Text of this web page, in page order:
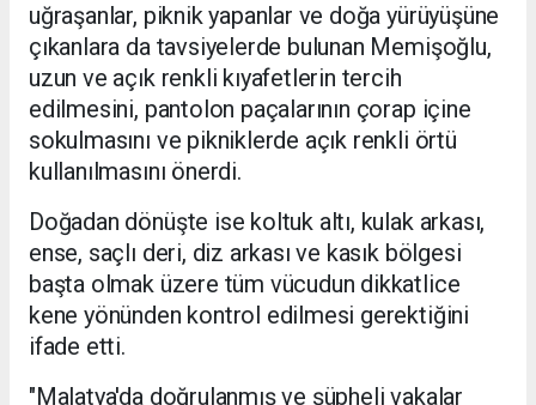
uğraşanlar, piknik yapanlar ve doğa yürüyüşüne
çıkanlara da tavsiyelerde bulunan Memişoğlu,
uzun ve açık renkli kıyafetlerin tercih
edilmesini, pantolon paçalarının çorap içine
sokulmasını ve pikniklerde açık renkli örtü
kullanılmasını önerdi.
Doğadan dönüşte ise koltuk altı, kulak arkası,
ense, saçlı deri, diz arkası ve kasık bölgesi
başta olmak üzere tüm vücudun dikkatlice
kene yönünden kontrol edilmesi gerektiğini
ifade etti.
"Malatya'da doğrulanmış ve şüpheli vakalar